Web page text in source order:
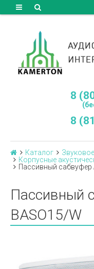
8
8
Каталог
Корпусные
Пассивный сабвуфер
Пассивный
BASO15/W